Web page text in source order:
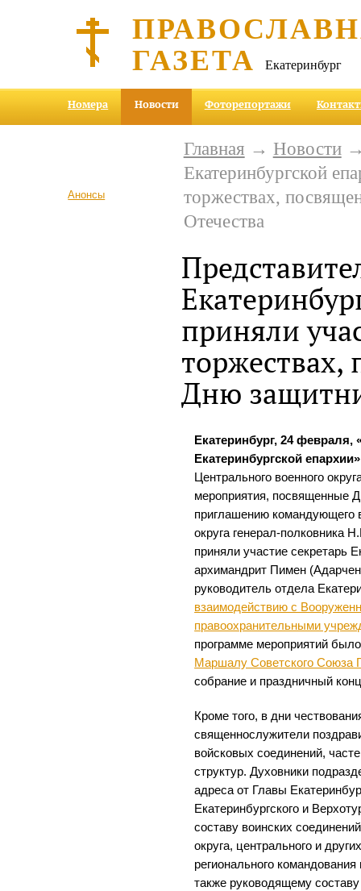
ГАЗЕТА Екатеринбург
Номера Новости Фоторепортажи
Анонсы
Главная → Новости→
Екатеринбургской
торжествах,
Отечества
приняли
Дню
Екатеринбург, 24
Екатеринбургской
Центрального военного
мероприятия, посвященные
приглашению командующего
округа генерал-полковника
приняли участие секретарь
архимандрит Пимен
руководитель отдела
взаимодействию с
правоохранительными
программе мероприятий
Маршалу Советского Союза
собрание и праздничный
Кроме того, в дни
священнослужители
войсковых соединений,
структур. Духовники
адреса от Главы
Екатеринбургского и
составу воинских
округа, центрального и
регионального
также руководящему